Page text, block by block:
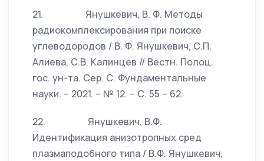
21. Янушкевич, В. Ф. Методы
радиокомплексирования при поиске
углеводородов / В. Ф. Янушкевич, С.П.
Алиева, С.В. Калинцев // Вестн. Полоц.
гос. ун-та. Сер. С. Фундаментальные
науки. – 2021. – № 12. – С. 55 – 62.
22. Янушкевич, В.Ф.
Идентификация анизотропных сред
плазмаподобного типа / В.Ф. Янушкевич,